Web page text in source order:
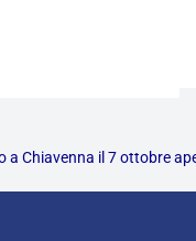
a Chiavenna il 7 ottobre